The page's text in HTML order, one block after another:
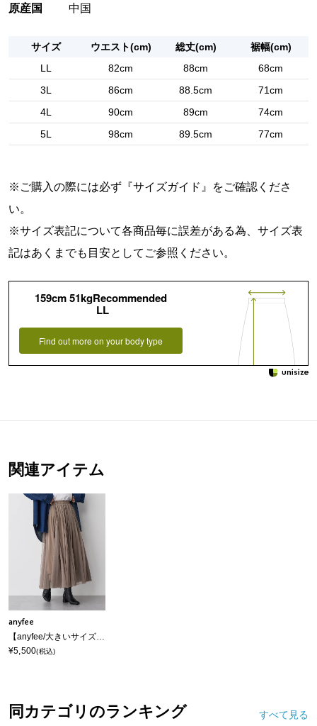
原産国 中国
サイズ ウエスト(cm) 総丈(cm)
裾幅(cm)
LL
82cm 88cm
68cm
3L
86cm 88.5cm
71cm
4L
90cm 89cm
74cm
5L
98cm 89.5cm 77cm
※ご購入の際には必ず『サイズガイド 』をご確認くださ
い。
※サイズ表記について各商品毎に誤差がある為、サイズ表
記はあくまでも目安としてご参照ください。
159cm 51kgRecommended
LL
Find out more on your body type
関連アイテム
anyfee
【anyfee/大きいサイズ】チュールスカート《低身長サイズ有》◆新色追加◆
¥5,500(税込)
同カテゴリのランキング すべて見る